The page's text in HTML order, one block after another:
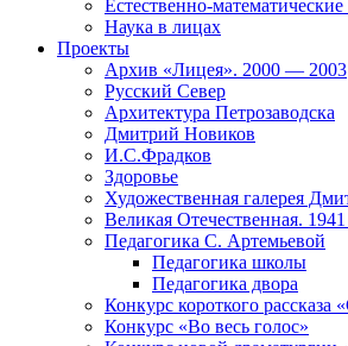
Естественно-математические
Наука в лицах
Проекты
Архив «Лицея». 2000 — 2003
Русский Север
Архитектура Петрозаводска
Дмитрий Новиков
И.С.Фрадков
Здоровье
Художественная галерея
Великая Отечественная.
Педагогика С. Артемьевой
Педагогика школы
Педагогика двора
Конкурс короткого рассказа
Конкурс «Во весь голос»